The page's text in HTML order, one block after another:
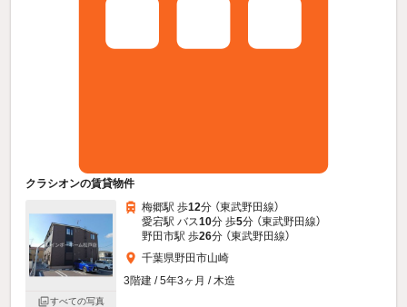
クラシオンの賃貸物件
すべての写真
梅郷駅 歩12分 （東武野田線）
愛宕駅 バス10分 歩5分 （東武野田線）
野田市駅 歩26分 （東武野田線）
千葉県野田市山崎
3階建 / 5年3ヶ月 / 木造